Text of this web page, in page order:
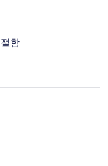
함